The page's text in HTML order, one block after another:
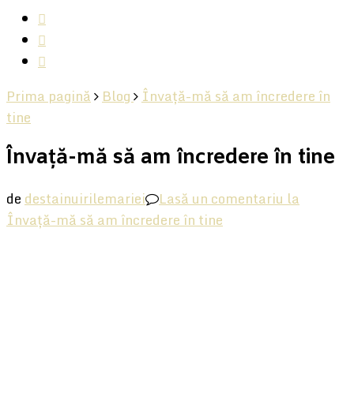
Prima pagină Blog
Învață-mă să am încredere în
tine
Învață-mă să am încredere în tine
de destainuirilemariei Lasă un comentariu la
Învață-mă să am încredere în tine